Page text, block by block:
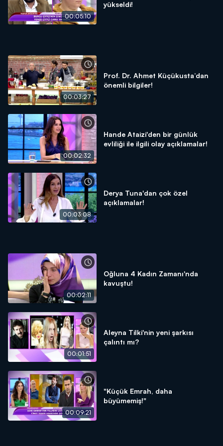
00:05:10
yükseldi!
00:03:27
Prof. Dr. Ahmet Küçükusta’dan
önemli bilgiler!
00:02:32
Hande Ataizi'den bir günlük
evliliği ile ilgili olay açıklamalar!
00:03:08
Derya Tuna'dan çok özel
açıklamalar!
00:02:11
Oğluna 4 Kadın Zamanı'nda
kavuştu!
00:01:51
Aleyna Tilki'nin yeni şarkısı
çalıntı mı?
00:09:21
"Küçük Emrah, daha
büyümemiş!"